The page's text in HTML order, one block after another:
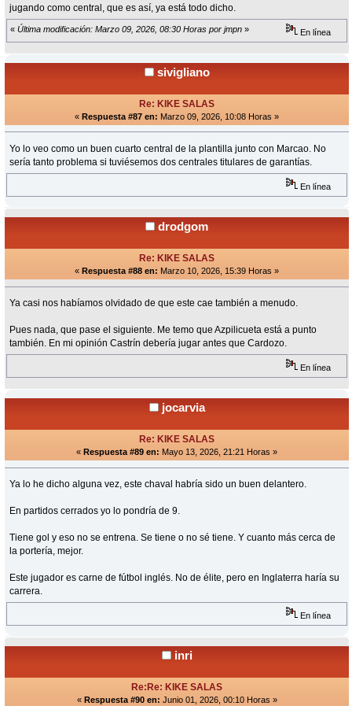
jugando como central, que es así, ya está todo dicho.
« Última modificación: Marzo 09, 2026, 08:30 Horas por jmpn » En línea
sivigliano
Re: KIKE SALAS
« Respuesta #87 en: Marzo 09, 2026, 10:08 Horas »
Yo lo veo como un buen cuarto central de la plantilla junto con Marcao. No
sería tanto problema si tuviésemos dos centrales titulares de garantías.
En línea
drodgom
Re: KIKE SALAS
« Respuesta #88 en: Marzo 10, 2026, 15:39 Horas »
Ya casi nos habíamos olvidado de que este cae también a menudo.
Pues nada, que pase el siguiente. Me temo que Azpilicueta está a punto
también. En mi opinión Castrín debería jugar antes que Cardozo.
En línea
jocarvia
Re: KIKE SALAS
« Respuesta #89 en: Mayo 13, 2026, 21:21 Horas »
Ya lo he dicho alguna vez, este chaval habría sido un buen delantero.
En partidos cerrados yo lo pondría de 9.
Tiene gol y eso no se entrena. Se tiene o no sé tiene. Y cuanto más cerca de
la portería, mejor.
Este jugador es carne de fútbol inglés. No de élite, pero en Inglaterra haría su
carrera.
En línea
inri
Re:Re: KIKE SALAS
« Respuesta #90 en: Junio 01, 2026, 00:10 Horas »